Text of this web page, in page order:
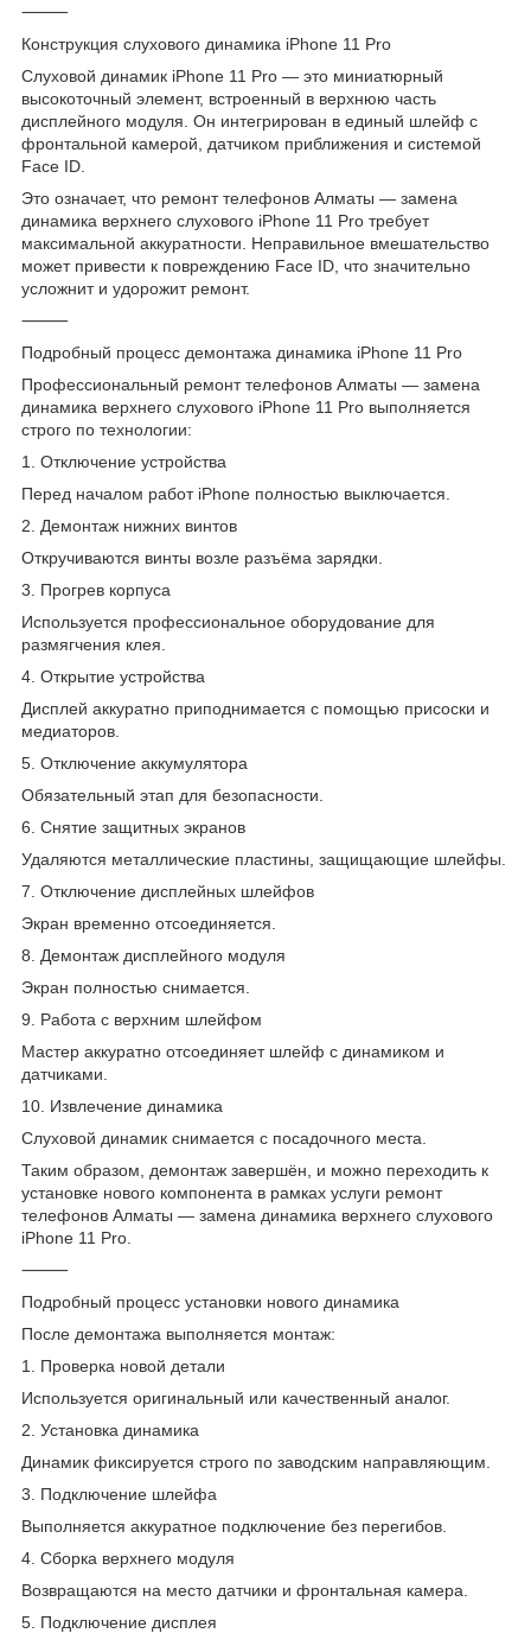
⸻
Конструкция слухового динамика iPhone 11 Pro
Слуховой динамик iPhone 11 Pro — это миниатюрный
высокоточный элемент, встроенный в верхнюю часть
дисплейного модуля. Он интегрирован в единый шлейф с
фронтальной камерой, датчиком приближения и системой
Face ID.
Это означает, что ремонт телефонов Алматы — замена
динамика верхнего слухового iPhone 11 Pro требует
максимальной аккуратности. Неправильное вмешательство
может привести к повреждению Face ID, что значительно
усложнит и удорожит ремонт.
⸻
Подробный процесс демонтажа динамика iPhone 11 Pro
Профессиональный ремонт телефонов Алматы — замена
динамика верхнего слухового iPhone 11 Pro выполняется
строго по технологии:
1. Отключение устройства
Перед началом работ iPhone полностью выключается.
2. Демонтаж нижних винтов
Откручиваются винты возле разъёма зарядки.
3. Прогрев корпуса
Используется профессиональное оборудование для
размягчения клея.
4. Открытие устройства
Дисплей аккуратно приподнимается с помощью присоски и
медиаторов.
5. Отключение аккумулятора
Обязательный этап для безопасности.
6. Снятие защитных экранов
Удаляются металлические пластины, защищающие шлейфы.
7. Отключение дисплейных шлейфов
Экран временно отсоединяется.
8. Демонтаж дисплейного модуля
Экран полностью снимается.
9. Работа с верхним шлейфом
Мастер аккуратно отсоединяет шлейф с динамиком и
датчиками.
10. Извлечение динамика
Слуховой динамик снимается с посадочного места.
Таким образом, демонтаж завершён, и можно переходить к
установке нового компонента в рамках услуги ремонт
телефонов Алматы — замена динамика верхнего слухового
iPhone 11 Pro.
⸻
Подробный процесс установки нового динамика
После демонтажа выполняется монтаж:
1. Проверка новой детали
Используется оригинальный или качественный аналог.
2. Установка динамика
Динамик фиксируется строго по заводским направляющим.
3. Подключение шлейфа
Выполняется аккуратное подключение без перегибов.
4. Сборка верхнего модуля
Возвращаются на место датчики и фронтальная камера.
5. Подключение дисплея